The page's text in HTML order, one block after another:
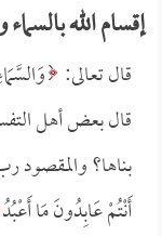
إقسام الله
قال تعالى:
قال بعض أهل
بناها؟ والمقصود
أَنْتُمْ عَابِدُونَ مَا أَعْبُدُ